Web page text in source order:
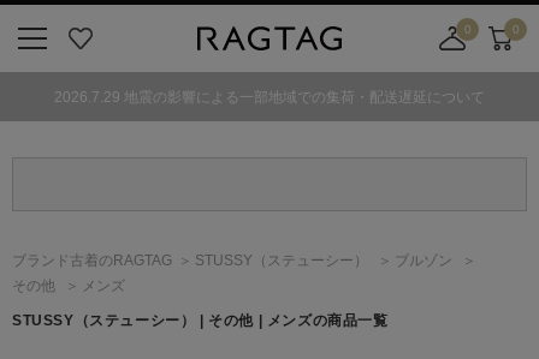
気
0
舗
カ
ト
0
2026.7.29 地震の影響による一部地域での集荷・配送遅延について
ブランド古着のRAGTAG STUSSY （ステューシー）
ブルゾン
その他
メンズ
STUSSY （ステューシー） | その他 | メンズの商品一覧